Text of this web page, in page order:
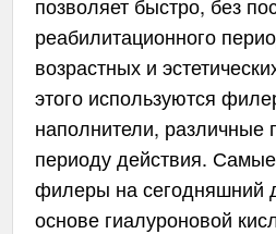
реабилитационного
возрастных и
этого используются
наполнители, различные
периоду действия.
филеры на
основе гиалуроновой